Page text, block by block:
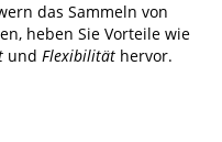
das Sammeln von
heben Sie Vorteile wie
und Flexibilität hervor.